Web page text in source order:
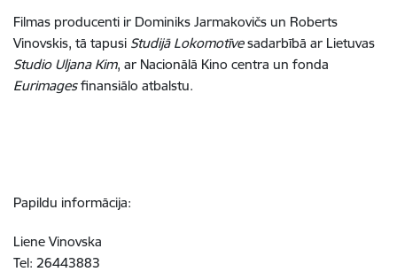
Filmas producenti ir Dominiks Jarmakovičs un Roberts
Vinovskis, tā tapusi Studijā Lokomotīvesadarbībā ar Lietuvas
Studio Uljana Kim, ar Nacionālā Kino centra un fonda
Eurimagesfinansiālo atbalstu.
Papildu informācija:
Liene Vinovska
Tel: 26443883